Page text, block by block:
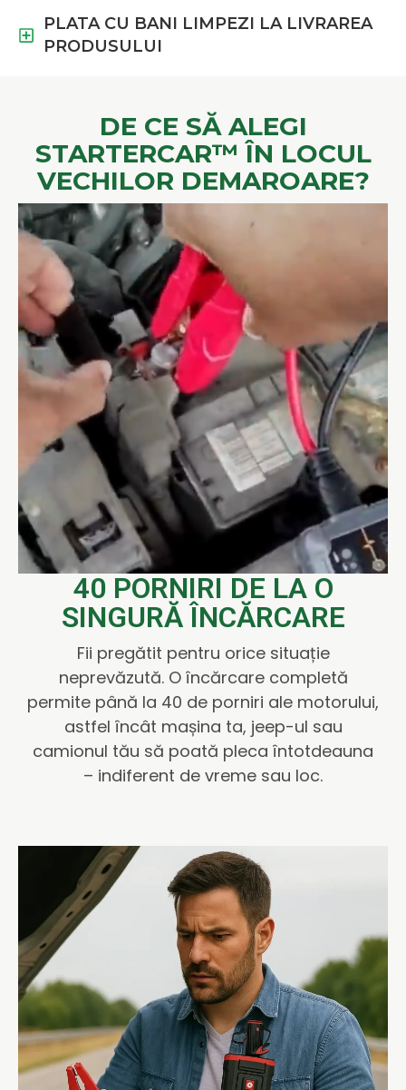
PLATA CU BANI LIMPEZI LA LIVRAREA
PRODUSULUI
DE CE SĂ ALEGI
STARTERCAR™ ÎN LOCUL
VECHILOR DEMAROARE?
40 PORNIRI DE LA O
SINGURĂ ÎNCĂRCARE
Fii pregătit pentru orice situație
neprevăzută. O încărcare completă
permite până la 40 de porniri ale motorului,
astfel încât mașina ta, jeep-ul sau
camionul tău să poată pleca întotdeauna
– indiferent de vreme sau loc.